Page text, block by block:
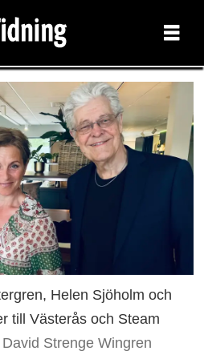
Helen Sjöholm och
till Västerås och Steam
Strenge Wingren